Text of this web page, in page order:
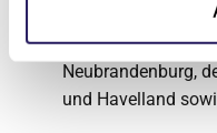
Erziehungs- und
beschäftigt circa
Neubrandenburg,
und Havelland